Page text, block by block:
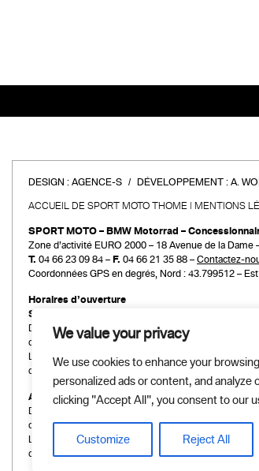
We value your privacy
We use cookies to enhance your
personalized ads or content, and analyze
clicking "Accept All", you consent to our
Customize Reject All
DESIGN : AGENCE-S DÉVELOPPEMENT : A.
ACCUEIL DE SPORT MOTO THOME MENTIONS
SPORT MOTO – BMW Motorrad –
Zone d’activité EURO 2000 – 18 Avenue de la Dame
T. 04 66 23 09 84 – F. 04 66 21 35 88 – Contactez-
Coordonnées GPS en degrés, Nord : 43.799512 –
Horaires d’ouverture
Service commercial
Du mardi au vendredi :
de 9h00 à 12h00 et de 14h00 à 19h00
Le samedi :
de 9h00 à 12h00 et de 14h00 à 18h00
Atelier et Pièces détachées
Du mardi au vendredi :
de 9h00 à 12h00 et de 14h00 à 19h00
Le samedi :
de 9h00 à 12h00 et de 14h00 à 18h00